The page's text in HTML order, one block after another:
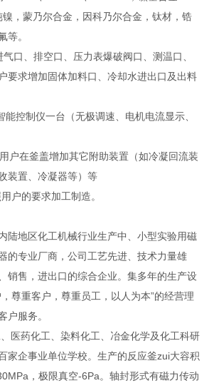
，蒙乃尔合金，因科乃尔合金，钛材，锆
等。
口、排空口、压力表爆破阀口、测温口、
要求增加固体加料口、冷却水进出口及出料
能控制仪一台（无极调速、电机电流显示、
户在釜盖增加其它附助装置（如冷凝回流装
装置、冷凝器等）等
户的要求加工制造。
陆地区化工机械行业生产中、小型实验用磁
的专业厂商，公司工艺先进、技术力量雄
销售，进出口的综合企业。集多年的生产设
尊重客户，尊重员工，以人为本”的经营理
户服务。
医药化工、染料化工、冶金化学及化工科研
家企事业单位学校。生产的反应釜zui大容积
，极限真空-6Pa。轴封形式有磁力传动